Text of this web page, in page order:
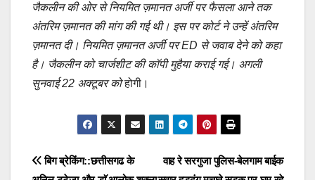
जैकलीन की ओर से नियमित ज़मानत अर्जी पर फैसला आने तक
अंतरिम ज़मानत की मांग की गई थी। इस पर कोर्ट ने उन्हें अंतरिम
ज़मानत दी। नियमित ज़मानत अर्जी पर ED से जवाब देने को कहा
है। जैकलीन को चार्जशीट की कॉपी मुहैया कराई गई। अगली
सुनवाई 22 अक्टूबर कोहोगी।
Post
वाह रे सरगुजा पुलिस-बेलगाम बाईक
बिग ब्रेकिंग::छत्तीसगढ के